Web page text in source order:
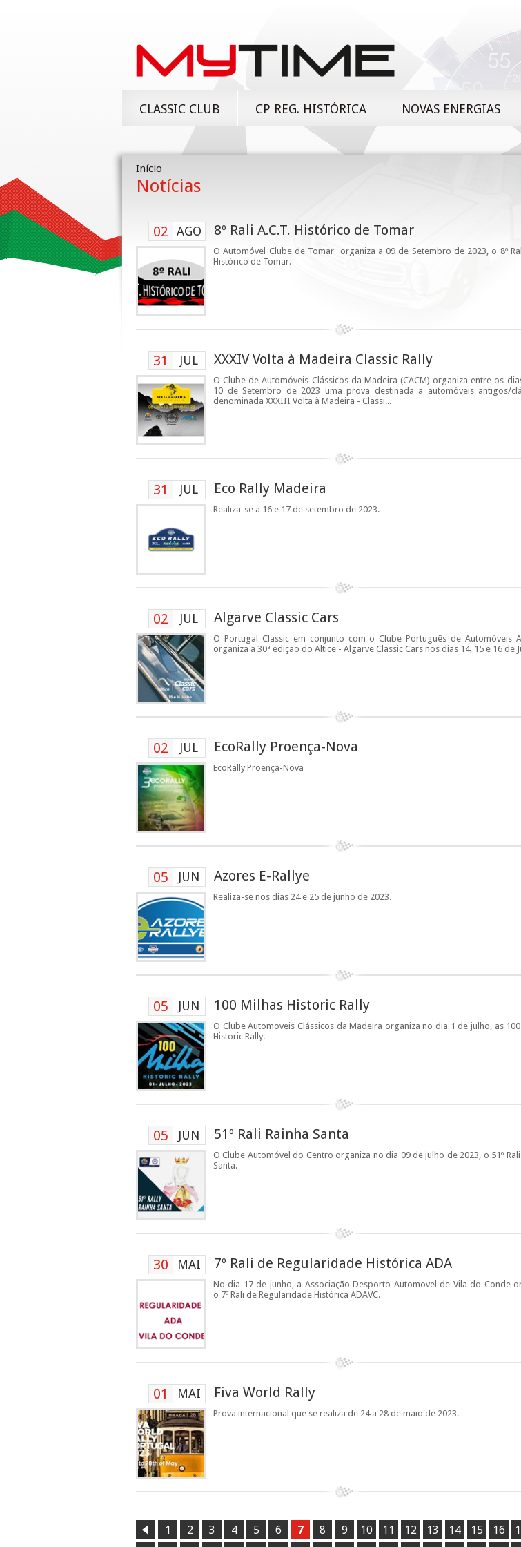
CLASSIC CLUB CP REG. HISTÓRICA NOVAS ENERGIAS
Início
Notícias
02 AGO 8º Rali A.C.T. Histórico de Tomar
O Automóvel Clube de Tomar organiza a 09 de Setembro de 2023, o 8º
Histórico de Tomar.
31 JUL XXXIV Volta à Madeira Classic Rally
O Clube de Automóveis Clássicos da Madeira (CACM) organiza entre os
10 de Setembro de 2023 uma prova destinada a automóveis antigos/
denominada XXXIII Volta à Madeira - Classi...
31 JUL Eco Rally Madeira
Realiza-se a 16 e 17 de setembro de 2023.
02 JUL Algarve Classic Cars
O Portugal Classic em conjunto com o Clube Português de Automóveis
organiza a 30ª edição do Altice - Algarve Classic Cars nos dias 14, 15 e 16 de
02 JUL EcoRally Proença-Nova
EcoRally Proença-Nova
05 JUN Azores E-Rallye
Realiza-se nos dias 24 e 25 de junho de 2023.
05 JUN 100 Milhas Historic Rally
O Clube Automoveis Clássicos da Madeira organiza no dia 1 de julho, as
Historic Rally.
05 JUN 51º Rali Rainha Santa
O Clube Automóvel do Centro organiza no dia 09 de julho de 2023, o 51º Rali
Santa.
30 MAI 7º Rali de Regularidade Histórica ADA
No dia 17 de junho, a Associação Desporto Automovel de Vila do Conde
o 7º Rali de Regularidade Histórica ADAVC.
01 MAI Fiva World Rally
Prova internacional que se realiza de 24 a 28 de maio de 2023.
1 2 3 4 5 6 7 8 9 10 11 12 13 14 15 16